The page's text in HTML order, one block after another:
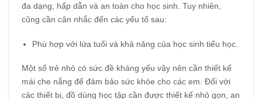
đa dạng, hấp dẫn và an toàn cho học sinh. Tuy nhiên,
cũng cần cân nhắc đến các yếu tố sau:
Phù hợp với lứa tuổi và khả năng của học sinh tiểu học.
Một số trẻ nhỏ có sức đề kháng yếu vậy nên cần thiết kế
mái che nắng để đảm bảo sức khỏe cho các em. Đối với
các thiết bị, đồ dùng học tập cần được thiết kế nhỏ gọn, an